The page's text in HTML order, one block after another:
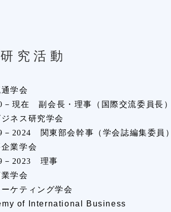
究活動
学会
現在 副会長・理事（国際交流委員長）
ネス研究学会
2024 関東部会幹事（学会誌編集委員）
業学会
2023 理事
学会
ーケティング学会
of International Business